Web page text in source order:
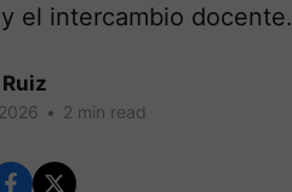
el intercambio docente.
• 2 min read